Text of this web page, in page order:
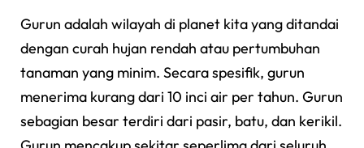
Gurun adalah wilayah di planet kita yang ditandai
dengan curah hujan rendah atau pertumbuhan
tanaman yang minim. Secara spesifik, gurun
menerima kurang dari 10 inci air per tahun. Gurun
sebagian besar terdiri dari pasir, batu, dan kerikil.